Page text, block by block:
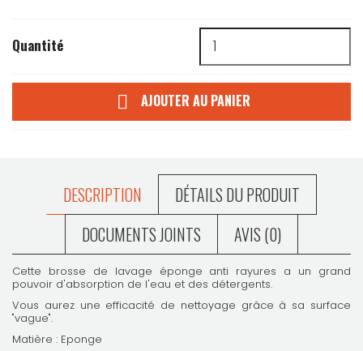
Quantité
 AJOUTER AU PANIER
DESCRIPTION
DÉTAILS DU PRODUIT
DOCUMENTS JOINTS
AVIS (0)
Cette brosse de lavage éponge anti rayures a un grand
pouvoir d'absorption de l'eau et des détergents.
Vous aurez une efficacité de nettoyage grâce à sa surface
"vague".
Matière : Eponge